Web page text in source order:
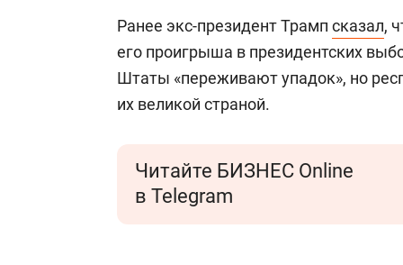
Ранее экс-президент Трамп сказал,
его проигрыша в президентских
Штаты «переживают упадок», но
их великой страной.
Читайте БИЗНЕС Online
в Telegram